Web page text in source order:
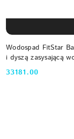
Wodospad FitStar
i dyszą zasysającą
Cena:
33181.00